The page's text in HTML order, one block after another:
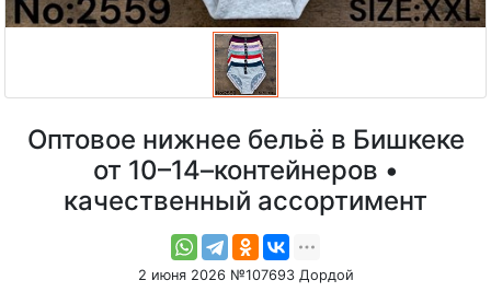
Оптовое нижнее бельё в Бишкеке
от 10–14–контейнеров •
качественный ассортимент
2 июня 2026 №107693 Дордой